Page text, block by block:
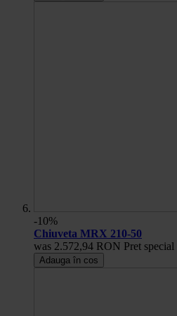
-10%
Chiuveta MRX 210-50
was 2.572,94 RON Pret special
Adauga în cos